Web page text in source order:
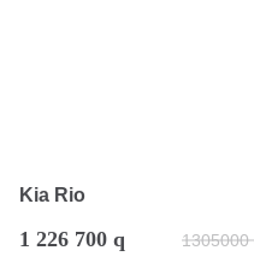
Kia Rio
1 226 700 q 1305000